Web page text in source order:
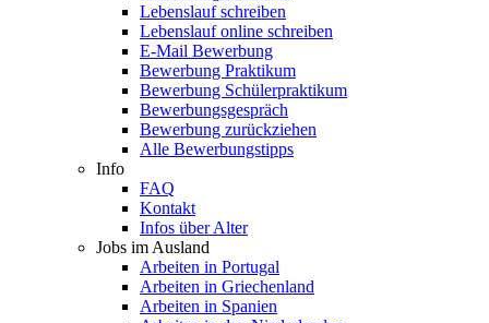
Lebenslauf schreiben
Lebenslauf online schreiben
E-Mail Bewerbung
Bewerbung Praktikum
Bewerbung Schülerpraktikum
Bewerbungsgespräch
Bewerbung zurückziehen
Alle Bewerbungstipps
Info
FAQ
Kontakt
Infos über Alter
Jobs im Ausland
Arbeiten in Portugal
Arbeiten in Griechenland
Arbeiten in Spanien